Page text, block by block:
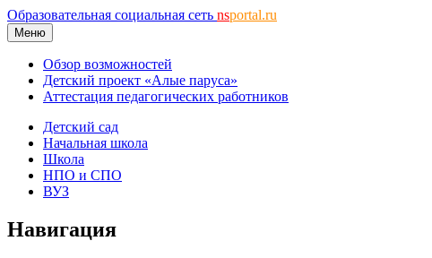
Образовательная социальная сеть nsportal.ru
Меню
Обзор возможностей
Детский проект «Алые паруса»
Аттестация педагогических работников
Детский сад
Начальная школа
Школа
НПО и СПО
ВУЗ
Навигация